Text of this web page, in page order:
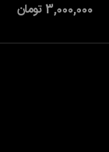
بلک لایت اکرلیک 500 گرمی
3,000,000 تومان